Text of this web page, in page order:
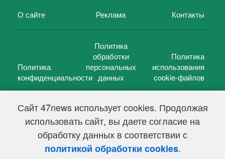
Сайт 47news использует cookies. Продолжая
использовать сайт, вы даете согласие на
обработку данных в соответствии с
политикой обработки cookies.
О сайте Реклама Контакты
Политика
конфиденциальности
Политика
обработки
персональных
данных
Политика
использования
cookie-файлов
47 новостей (47 news)2005 — 2026 г.
Свидетельство о регистрации СМИ Эл № ФС 77-39848, выдано
Федеральной службой по надзору в сфере связи,
информационных технологий и массовых коммуникаций